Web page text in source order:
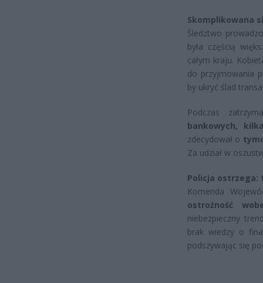
Skomplikowana
Śledztwo
była częścią
całym kraju.
do przyjmowania
by ukryć ślad
Podczas
bankowych,
zdecydował o
Za udział w
Policja ostrzega:
Komenda
ostrożność
niebezpieczny
brak wiedzy o
podszywając się